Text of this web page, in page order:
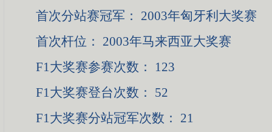
首次分站赛冠军： 2003年匈牙利大奖赛
首次杆位： 2003年马来西亚大奖赛
F1大奖赛参赛次数： 123
F1大奖赛登台次数： 52
F1大奖赛分站冠军次数： 21